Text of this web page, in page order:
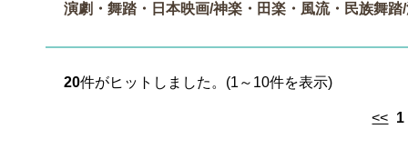
演劇・舞踏・日本映画/神楽・田楽・風流・民族舞踏
20件がヒットしました。(1～10件を表示)
<< 1